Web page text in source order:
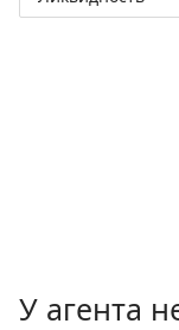
У агента